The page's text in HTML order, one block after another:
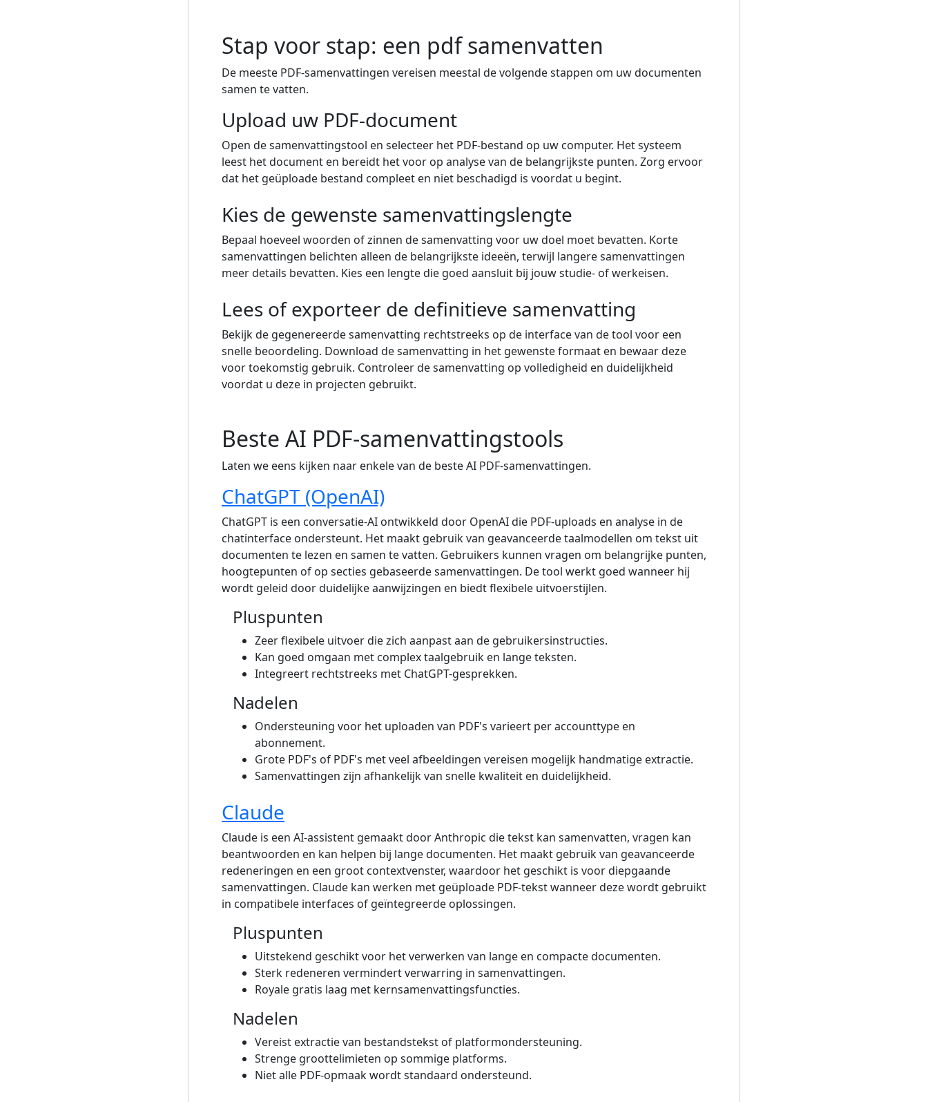
Stap voor stap: een pdf samenvatten
De meeste PDF-samenvattingen vereisen meestal de volgende stappen om uw documenten
samen te vatten.
Upload uw PDF-document
Open de samenvattingstool en selecteer het PDF-bestand op uw computer. Het systeem
leest het document en bereidt het voor op analyse van de belangrijkste punten. Zorg ervoor
dat het geüploade bestand compleet en niet beschadigd is voordat u begint.
Kies de gewenste samenvattingslengte
Bepaal hoeveel woorden of zinnen de samenvatting voor uw doel moet bevatten. Korte
samenvattingen belichten alleen de belangrijkste ideeën, terwijl langere samenvattingen
meer details bevatten. Kies een lengte die goed aansluit bij jouw studie- of werkeisen.
Lees of exporteer de definitieve samenvatting
Bekijk de gegenereerde samenvatting rechtstreeks op de interface van de tool voor een
snelle beoordeling. Download de samenvatting in het gewenste formaat en bewaar deze
voor toekomstig gebruik. Controleer de samenvatting op volledigheid en duidelijkheid
voordat u deze in projecten gebruikt.
Beste AI PDF-samenvattingstools
Laten we eens kijken naar enkele van de beste AI PDF-samenvattingen.
ChatGPT (OpenAI)
ChatGPT is een conversatie-AI ontwikkeld door OpenAI die PDF-uploads en analyse in de
chatinterface ondersteunt. Het maakt gebruik van geavanceerde taalmodellen om tekst uit
documenten te lezen en samen te vatten. Gebruikers kunnen vragen om belangrijke punten,
hoogtepunten of op secties gebaseerde samenvattingen. De tool werkt goed wanneer hij
wordt geleid door duidelijke aanwijzingen en biedt flexibele uitvoerstijlen.
Pluspunten
Zeer flexibele uitvoer die zich aanpast aan de gebruikersinstructies.
Kan goed omgaan met complex taalgebruik en lange teksten.
Integreert rechtstreeks met ChatGPT-gesprekken.
Nadelen
Ondersteuning voor het uploaden van PDF's varieert per accounttype en
abonnement.
Grote PDF's of PDF's met veel afbeeldingen vereisen mogelijk handmatige extractie.
Samenvattingen zijn afhankelijk van snelle kwaliteit en duidelijkheid.
Claude
Claude is een AI-assistent gemaakt door Anthropic die tekst kan samenvatten, vragen kan
beantwoorden en kan helpen bij lange documenten. Het maakt gebruik van geavanceerde
redeneringen en een groot contextvenster, waardoor het geschikt is voor diepgaande
samenvattingen. Claude kan werken met geüploade PDF-tekst wanneer deze wordt gebruikt
in compatibele interfaces of geïntegreerde oplossingen.
Pluspunten
Uitstekend geschikt voor het verwerken van lange en compacte documenten.
Sterk redeneren vermindert verwarring in samenvattingen.
Royale gratis laag met kernsamenvattingsfuncties.
Nadelen
Vereist extractie van bestandstekst of platformondersteuning.
Strenge groottelimieten op sommige platforms.
Niet alle PDF-opmaak wordt standaard ondersteund.